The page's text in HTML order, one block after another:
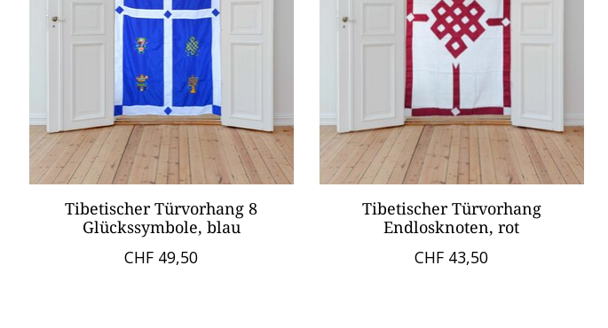
Tibetischer Türvorhang 8
Glückssymbole, blau
CHF 49,50
Tibetischer Türvorhang
Endlosknoten, rot
CHF 43,50